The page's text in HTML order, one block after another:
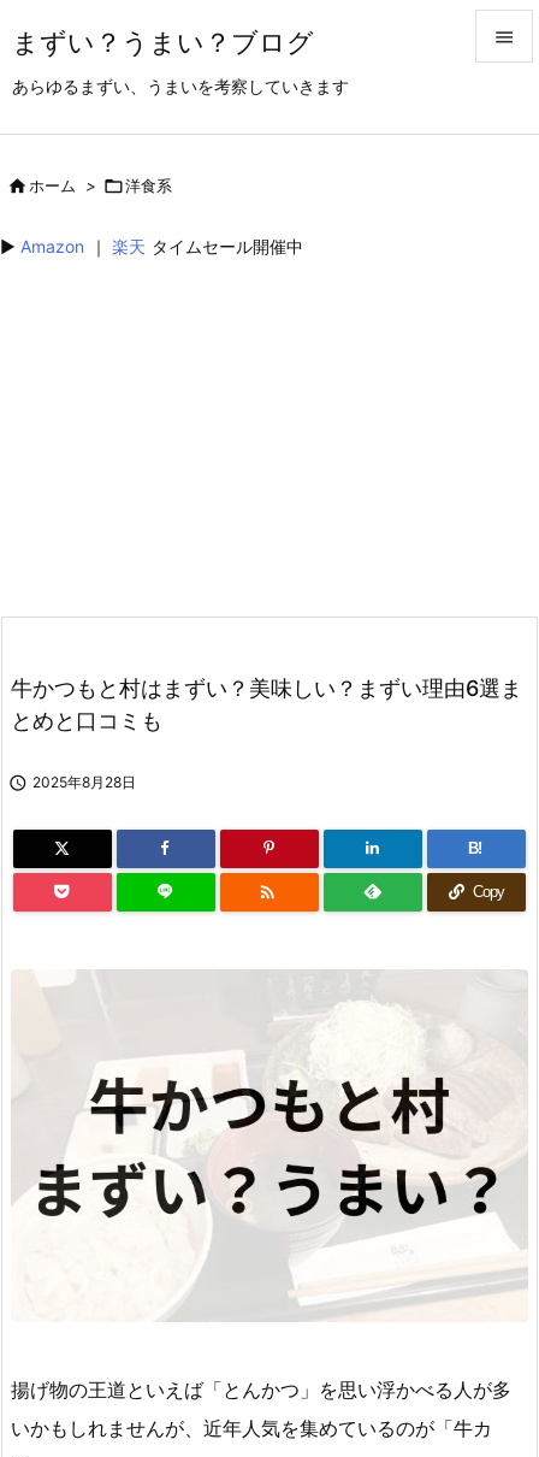
まずい？うまい？ブログ
あらゆるまずい、うまいを考察していきます

ホーム > 洋食系
▶︎ Amazon ｜ 楽天 タイムセール開催中
牛かつもと村はまずい？美味しい？まずい理由6選ま
とめと口コミも
 2025年8月28日
B!
 Copy
揚げ物の王道といえば「とんかつ」を思い浮かべる人が多
いかもしれませんが、近年人気を集めているのが「牛カ